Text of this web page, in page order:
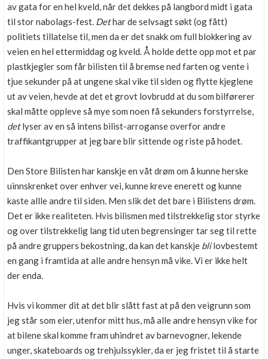
av gata for en hel kveld, når det dekkes på langbord midt i gata
til stor nabolags-fest. Dethar de selvsagt søkt (og fått)
politiets tillatelse til, men da er det snakk om full blokkering av
veien en hel ettermiddag og kveld. Å holde dette opp mot et par
plastkjegler som får bilisten til å bremse ned farten og vente i
tjue sekunder på at ungene skal vike til siden og flytte kjeglene
ut av veien, hevde at det et grovt lovbrudd at du som bilførerer
skal måtte oppleve så mye som noen få sekunders forstyrrelse,
detlyser av en så intens bilist-arroganse overfor andre
traffikantgrupper at jeg bare blir sittende og riste på hodet.
Den Store Bilisten har kanskje en våt drøm om å kunne herske
uinnskrenket over enhver vei, kunne kreve enerett og kunne
kaste allle andre til siden. Men slik det det bare i Bilistens drøm.
Det er ikke realiteten. Hvis bilismen med tilstrekkelig stor styrke
og over tilstrekkelig lang tid uten begrensinger tar seg til rette
på andre gruppers bekostning, da kan det kanskje blilovbestemt
en gang i framtida at alle andre hensyn må vike. Vi er ikke helt
der enda.
Hvis vi kommer dit at det blir slått fast at på den veigrunn som
jeg står som eier, utenfor mitt hus, må alle andre hensyn vike for
at bilene skal komme fram uhindret av barnevogner, lekende
unger, skateboards og trehjulssykler, da er jeg fristet til å starte